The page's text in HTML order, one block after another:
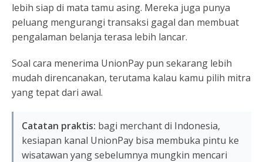
lebih siap di mata tamu asing. Mereka juga punya
peluang mengurangi transaksi gagal dan membuat
pengalaman belanja terasa lebih lancar.
Soal cara menerima UnionPay pun sekarang lebih
mudah direncanakan, terutama kalau kamu pilih mitra
yang tepat dari awal.
Catatan praktis: bagi merchant di Indonesia,
kesiapan kanal UnionPay bisa membuka pintu ke
wisatawan yang sebelumnya mungkin mencari